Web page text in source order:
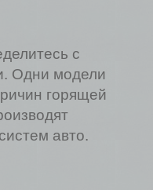
с
Одни модели
горящей
авто.